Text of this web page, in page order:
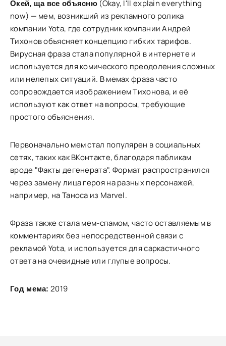
Окей, ща все объясню (Okay, I'll explain everything
now) — мем, возникший из рекламного ролика
компании Yota, где сотрудник компании Андрей
Тихонов объясняет концепцию гибких тарифов.
Вирусная фраза стала популярной в интернете и
используется для комического преодоления сложных
или нелепых ситуаций. В мемах фраза часто
сопровождается изображением Тихонова, и её
используют как ответ на вопросы, требующие
простого объяснения.
Первоначально мем стал популярен в социальных
сетях, таких как ВКонтакте, благодаря пабликам
вроде "Факты дегенерата". Формат распространился
через замену лица героя на разных персонажей,
например, на Таноса из Marvel.
Фраза также стала мем-спамом, часто оставляемым в
комментариях без непосредственной связи с
рекламой Yota, и используется для саркастичного
ответа на очевидные или глупые вопросы.
Год мема: 2019